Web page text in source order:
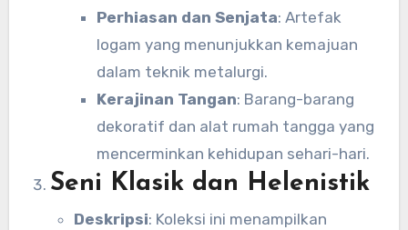
Perhiasan dan Senjata: Artefak
logam yang menunjukkan kemajuan
dalam teknik metalurgi.
Kerajinan Tangan: Barang-barang
dekoratif dan alat rumah tangga yang
mencerminkan kehidupan sehari-hari.
Seni Klasik dan Helenistik
Deskripsi: Koleksi ini menampilkan